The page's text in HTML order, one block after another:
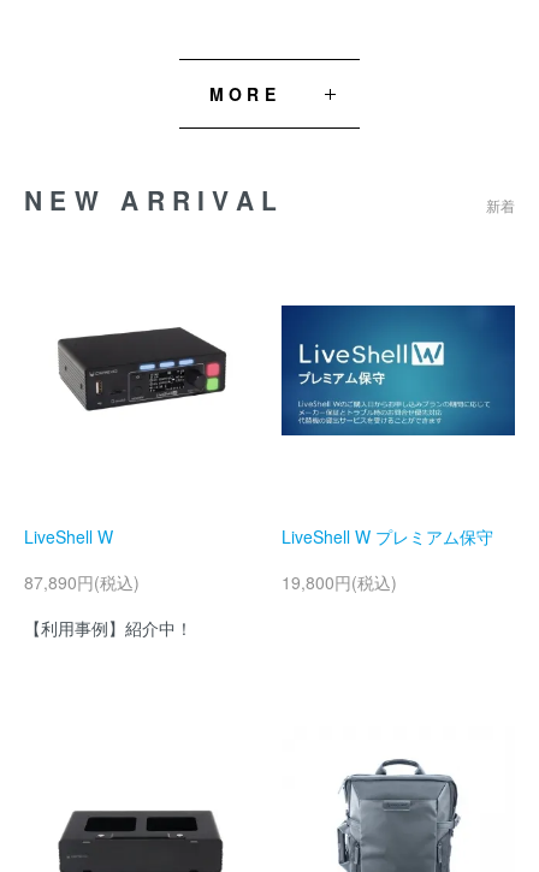
MORE
NEW ARRIVAL 新着
LiveShell W
87,890円(税込)
【利用事例】紹介中！
LiveShell W プレミアム保守
19,800円(税込)